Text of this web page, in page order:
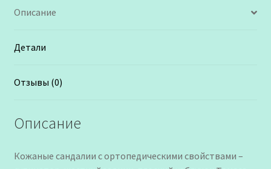
Описание
Детали
Отзывы (0)
Описание
Кожаные сандалии с ортопедическими свойствами –